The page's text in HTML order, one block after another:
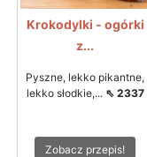
Krokodylki - ogórki
z...
Pyszne, lekko pikantne,
lekko słodkie,... ⇖ 2337
Zobacz przepis!